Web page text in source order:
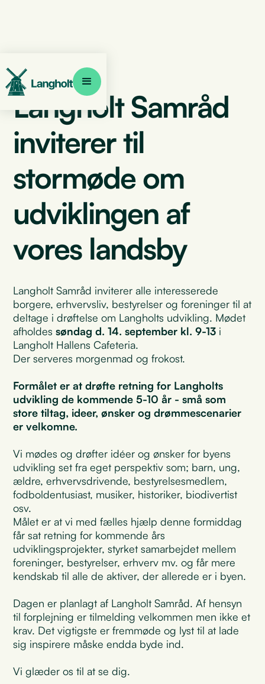
Langholt Samråd
inviterer til
stormøde om
udviklingen af
vores landsby
Langholt Samråd inviterer alle interesserede
borgere, erhvervsliv, bestyrelser og foreninger til at
deltage i drøftelse om Langholts udvikling. Mødet
afholdessøndag d. 14. september kl. 9-13 i
Langholt Hallens Cafeteria.
Der serveres morgenmad og frokost.
Formålet er at drøfte retning for Langholts
udvikling de kommende 5-10 år - små som
store tiltag, ideer, ønsker og drømmescenarier
er velkomne.
Vi mødes og drøfter idéer og ønsker for byens
udvikling set fra eget perspektiv som; barn, ung,
ældre, erhvervsdrivende, bestyrelsesmedlem,
fodboldentusiast, musiker, historiker, biodivertist
osv.
Målet er at vi med fælles hjælp denne formiddag
får sat retning for kommende års
udviklingsprojekter, styrket samarbejdet mellem
foreninger, bestyrelser, erhverv mv. og får mere
kendskab til alle de aktiver, der allerede er i byen.
Dagen er planlagt af Langholt Samråd. Af hensyn
til forplejning er tilmelding velkommen men ikke et
krav. Det vigtigste er fremmøde og lyst til at lade
sig inspirere måske endda byde ind.
Vi glæder os til at se dig.